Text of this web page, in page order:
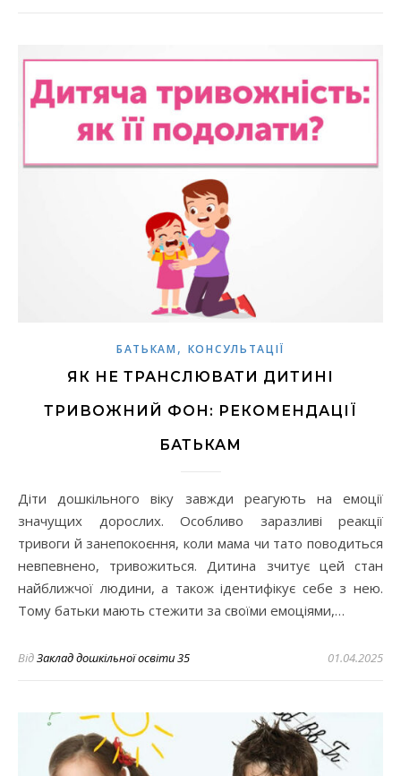
БАТЬКАМ , КОНСУЛЬТАЦІЇ
ЯК НЕ ТРАНСЛЮВАТИ ДИТИНІ
ТРИВОЖНИЙ ФОН: РЕКОМЕНДАЦІЇ
БАТЬКАМ
Діти дошкільного віку завжди реагують на емоції
значущих дорослих. Особливо заразливі реакції
тривоги й занепокоєння, коли мама чи тато поводиться
невпевнено, тривожиться. Дитина зчитує цей стан
найближчої людини, а також ідентифікує себе з нею.
Тому батьки мають стежити за своїми емоціями,…
ВідЗаклад дошкільної освіти 35 01.04.2025